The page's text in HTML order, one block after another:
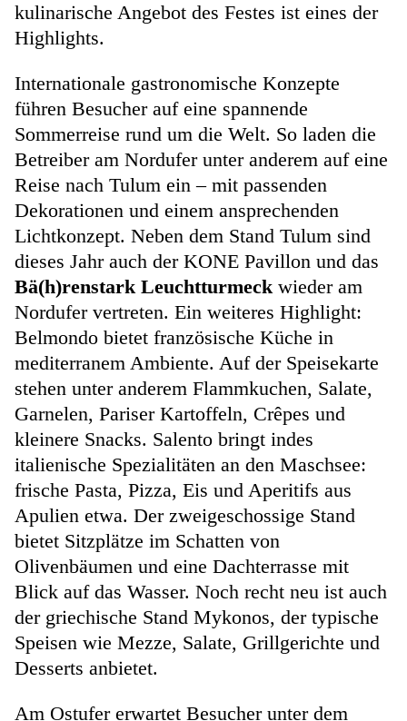
kulinarische Angebot des Festes ist eines der
Highlights.
Internationale gastronomische Konzepte
führen Besucher auf eine spannende
Sommerreise rund um die Welt. So laden die
Betreiber am Nordufer unter anderem auf eine
Reise nach Tulum ein – mit passenden
Dekorationen und einem ansprechenden
Lichtkonzept. Neben dem Stand Tulum sind
dieses Jahr auch der KONE Pavillon und das
Bä(h)renstark Leuchtturmeckwieder am
Nordufer vertreten. Ein weiteres Highlight:
Belmondo bietet französische Küche in
mediterranem Ambiente. Auf der Speisekarte
stehen unter anderem Flammkuchen, Salate,
Garnelen, Pariser Kartoffeln, Crêpes und
kleinere Snacks. Salento bringt indes
italienische Spezialitäten an den Maschsee:
frische Pasta, Pizza, Eis und Aperitifs aus
Apulien etwa. Der zweigeschossige Stand
bietet Sitzplätze im Schatten von
Olivenbäumen und eine Dachterrasse mit
Blick auf das Wasser. Noch recht neu ist auch
der griechische Stand Mykonos, der typische
Speisen wie Mezze, Salate, Grillgerichte und
Desserts anbietet.
Am Ostufer erwartet Besucher unter dem